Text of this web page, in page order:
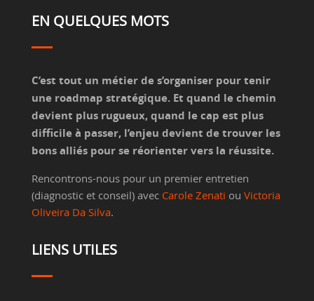
EN QUELQUES MOTS
C’est tout un métier de s’organiser pour tenir
une roadmap stratégique. Et quand le chemin
devient plus rugueux, quand le cap est plus
difficile à passer, l’enjeu devient de trouver les
bons alliés pour se réorienter vers la réussite.
Rencontrons-nous pour un premier entretien
(diagnostic et conseil) avec Carole Zenati ou Victoria
Oliveira Da Silva.
LIENS UTILES